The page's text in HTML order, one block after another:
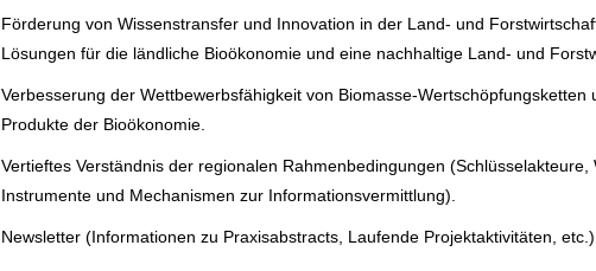
Förderung von Wissenstransfer und Innovation in der Land- und
Lösungen für die ländliche Bioökonomie und eine nachhaltige Land- und
Verbesserung der Wettbewerbsfähigkeit von Biomasse-
Produkte der Bioökonomie.
Vertieftes Verständnis der regionalen Rahmenbedingungen
Instrumente und Mechanismen zur Informationsvermittlung).
Newsletter (Informationen zu Praxisabstracts, Laufende Projektaktivitäten, etc.)